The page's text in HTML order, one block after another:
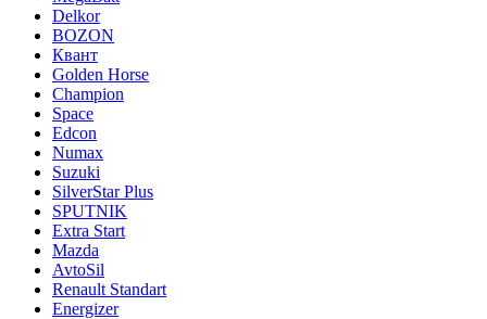
Delkor
BOZON
Квант
Golden Horse
Champion
Space
Edcon
Numax
Suzuki
SilverStar Plus
SPUTNIK
Extra Start
Mazda
AvtoSil
Renault Standart
Energizer